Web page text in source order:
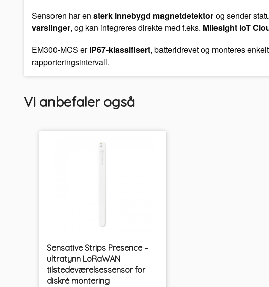
Sensoren har en sterk innebygd magnetdetektorog sender
varslinger, og kan integreres direkte med f.eks. Milesight IoT
EM300-MCS erIP67-klassifisert, batteridrevet og monteres
rapporteringsintervall.
Vi anbefaler også
Sensative Strips Presence –
ultratynn LoRaWAN
tilstedeværelsessensor for
diskré montering